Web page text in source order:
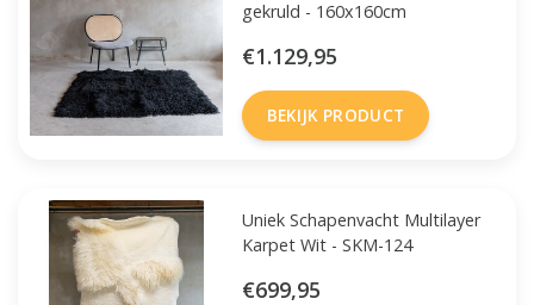
gekruld - 160x160cm
€1.129,95
BEKIJK PRODUCT
Uniek Schapenvacht Multilayer
Karpet Wit - SKM-124
€699,95